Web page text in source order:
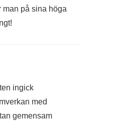
man på sina höga
ingick
med
gemensam